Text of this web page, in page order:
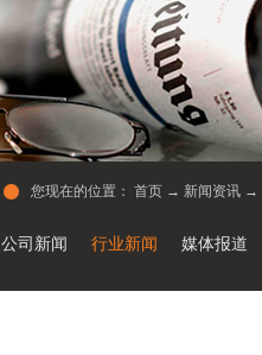
公司新闻 行业新闻 媒体报道
您现在的位置： 首页 → 新闻资讯 →